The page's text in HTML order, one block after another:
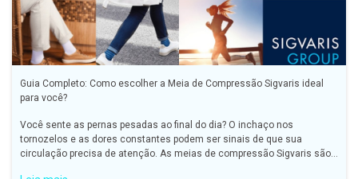
Guia Completo: Como escolher a Meia de Compressão Sigvaris ideal
para você?
Você sente as pernas pesadas ao final do dia? O inchaço nos
tornozelos e as dores constantes podem ser sinais de que sua
circulação precisa de atenção. As meias de compressão Sigvaris são